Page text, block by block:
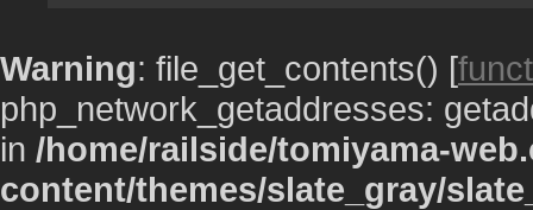
Warning: file_get_contents() [
php_network_getaddresses:
in /home/railside/tomiyama-
content/themes/slate_gray/